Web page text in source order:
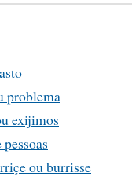
problema
exijimos
ou burrisse